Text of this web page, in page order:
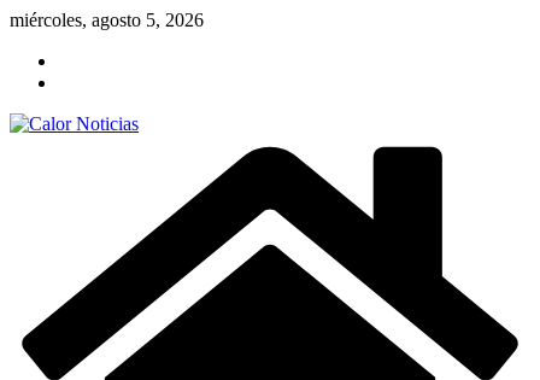
Saltar
contenido
miércoles, agosto 5, 2026